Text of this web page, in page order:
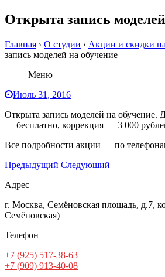
Открыта запись
Главная › О студии › Акции и скидки
запись моделей на обучение
Меню
Июль 31, 2016
Открыта запись моделей на обучение.
— бесплатно, коррекция — 3 000
Все подробности акции — по
Предыдущий Следуюший
Адрес
г. Москва, Семёновская площадь, д.7,
Семёновская)
Телефон
+7 (925) 517-38-63
+7 (909) 913-40-08